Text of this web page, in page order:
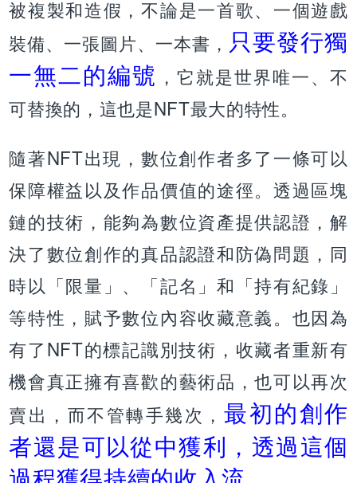
被複製和造假，不論是一首歌、一個遊戲
裝備、一張圖片、一本書， 只要發行獨
一無二的編號 ，它就是世界唯一、不
可替換的，這也是NFT最大的特性。
隨著NFT出現，數位創作者多了一條可以
保障權益以及作品價值的途徑。透過區塊
鏈的技術，能夠為數位資產提供認證，解
決了數位創作的真品認證和防偽問題，同
時以「限量」、「記名」和「持有紀錄」
等特性，賦予數位內容收藏意義。也因為
有了NFT的標記識別技術，收藏者重新有
機會真正擁有喜歡的藝術品，也可以再次
賣出，而不管轉手幾次， 最初的創作
者還是可以從中獲利，透過這個